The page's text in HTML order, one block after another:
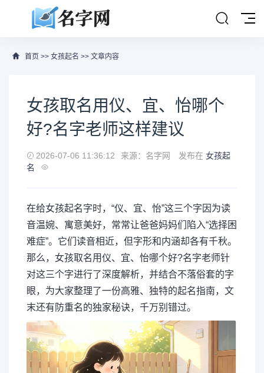
首页 >> 女孩起名 >> 文章内容
女孩取名用仪、宜、怡哪个
好?名字老师这样建议
2026-07-06 11:36:12 来源：名字网 发布在 女孩起
名
在给女孩起名字时，“仪、宜、怡”这三个字因为读
音温婉、寓意美好，常常让爸爸妈妈们陷入“选择困
难症”。它们读音相近，但字形和内涵却各有千秋。
那么，女孩取名用仪、宜、怡哪个好?名字老师针
对这三个字进行了深度解析，并结合不落俗套的字
眼，为大家整理了一份高雅、独特的起名指南，文
末还有防重名的独家秘诀，千万别错过。